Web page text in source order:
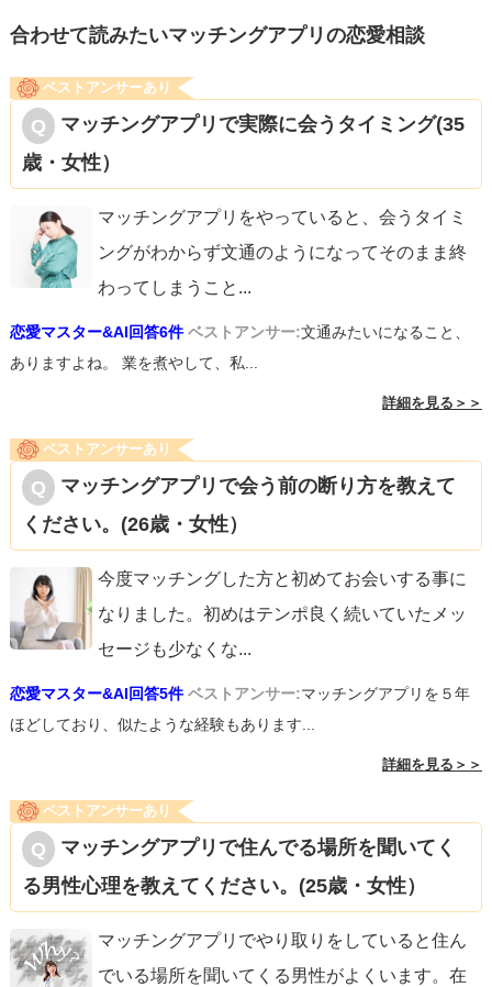
合わせて読みたいマッチングアプリの恋愛相談
ベストアンサーあり
マッチングアプリで実際に会うタイミング(35
歳・女性）
マッチングアプリをやっていると、会うタイミ
ングがわからず文通のようになってそのまま終
わってしまうこと ...
恋愛マスター&AI回答6件 ベストアンサー:文通みたいになること、
ありますよね。 業を煮やして、私...
詳細を見る＞＞
ベストアンサーあり
マッチングアプリで会う前の断り方を教えて
ください。(26歳・女性）
今度マッチングした方と初めてお会いする事に
なりました。初めはテンポ良く続いていたメッ
セージも少なくな...
恋愛マスター&AI回答5件 ベストアンサー:マッチングアプリを５年
ほどしており、似たような経験もあります...
詳細を見る＞＞
ベストアンサーあり
マッチングアプリで住んでる場所を聞いてく
る男性心理を教えてください。(25歳・女性）
マッチングアプリでやり取りをしていると住ん
でいる場所を聞いてくる男性がよくいます。在